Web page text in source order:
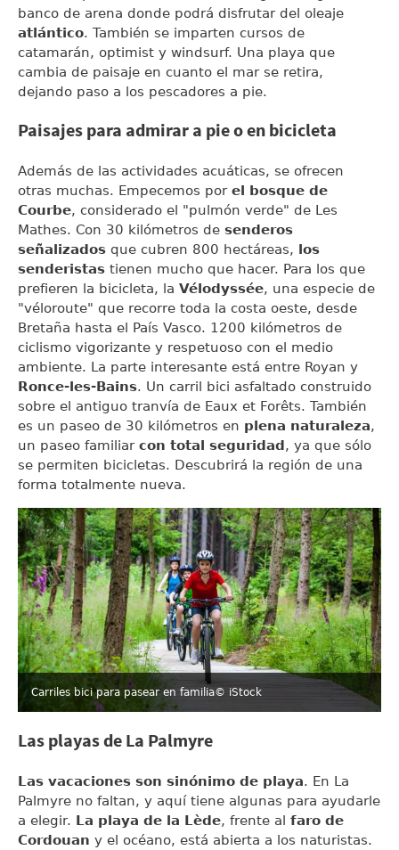
banco de arena donde podrá disfrutar del oleaje
atlántico. También se imparten cursos de
catamarán, optimist y windsurf. Una playa que
cambia de paisaje en cuanto el mar se retira,
dejando paso a los pescadores a pie.
Paisajes para admirar a pie o en bicicleta
Además de las actividades acuáticas, se ofrecen
otras muchas. Empecemos por el bosque de
Courbe, considerado el "pulmón verde" de Les
Mathes. Con 30 kilómetros de senderos
señalizados que cubren 800 hectáreas, los
senderistas tienen mucho que hacer. Para los que
prefieren la bicicleta, la Vélodyssée, una especie de
"véloroute" que recorre toda la costa oeste, desde
Bretaña hasta el País Vasco. 1200 kilómetros de
ciclismo vigorizante y respetuoso con el medio
ambiente. La parte interesante está entre Royan y
Ronce-les-Bains. Un carril bici asfaltado construido
sobre el antiguo tranvía de Eaux et Forêts. También
es un paseo de 30 kilómetros en plena naturaleza,
un paseo familiar con total seguridad, ya que sólo
se permiten bicicletas. Descubrirá la región de una
forma totalmente nueva.
Carriles bici para pasear en familia© iStock
Las playas de La Palmyre
Las vacaciones son sinónimo de playa. En La
Palmyre no faltan, y aquí tiene algunas para ayudarle
a elegir. La playa de la Lède, frente al faro de
Cordouan y el océano, está abierta a los naturistas.